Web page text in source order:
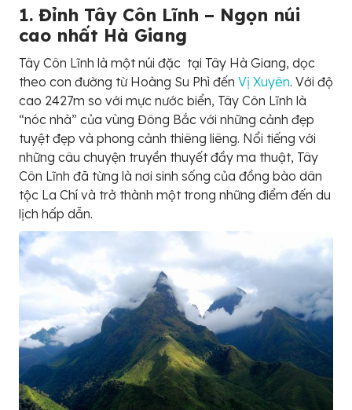
1. Đỉnh Tây Côn Lĩnh – Ngọn núi
cao nhất Hà Giang
Tây Côn Lĩnh là một núi đặc tại Tây Hà Giang, dọc
theo con đường từ Hoàng Su Phì đến Vị Xuyên. Với độ
cao 2427m so với mực nước biển, Tây Côn Lĩnh là
“nóc nhà” của vùng Đông Bắc với những cảnh đẹp
tuyệt đẹp và phong cảnh thiêng liêng. Nổi tiếng với
những câu chuyện truyền thuyết đầy ma thuật, Tây
Côn Lĩnh đã từng là nơi sinh sống của đồng bào dân
tộc La Chí và trở thành một trong những điểm đến du
lịch hấp dẫn.